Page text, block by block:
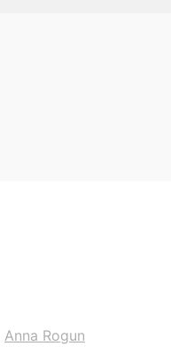
Anna Rogun